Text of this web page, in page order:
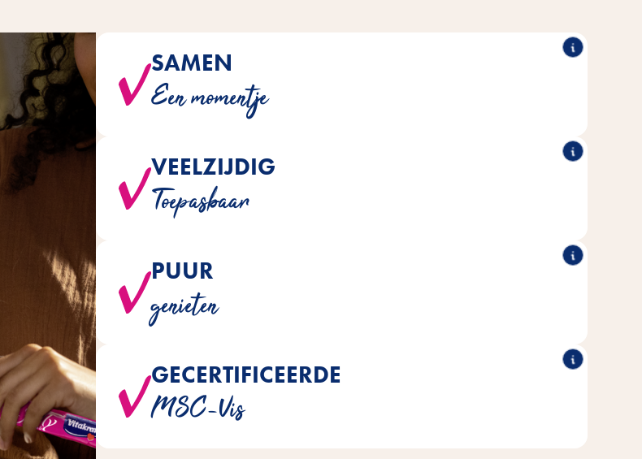
SAMEN
Een momentje
direct uit de hand geven – ideaal om ook schuwe
katten vertrouwen te laten winnen.
VEELZIJDIG
Toepasbaar
Alle varianten kunnen direct uit de hand worden gevoerd, ingevroren worden als een
verfrissend ijsje of gebruikt worden als smakelijke topping over het hoofdvoer.
PUUR
genieten
worden bereid zonder toegevoegde suikers, kunstmatige
GECERTIFICEERDE
MSC-Vis
Voor de visvariant wordt uitsluitend MSC-gecertificeerde vis uit duurzame visserijen